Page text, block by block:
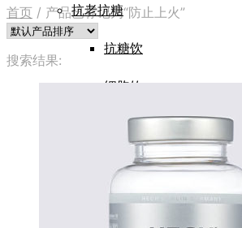
抗老抗糖
抗糖饮
细胞饮
四重肽
美体饮
首页 / 产品已标记为“防止上火”
搜索结果: